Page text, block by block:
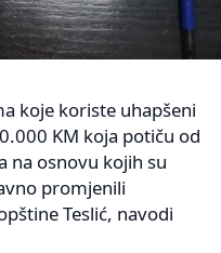
koje koriste uhapšeni
KM koja potiču od
na osnovu kojih su
promjenili
Teslić, navodi